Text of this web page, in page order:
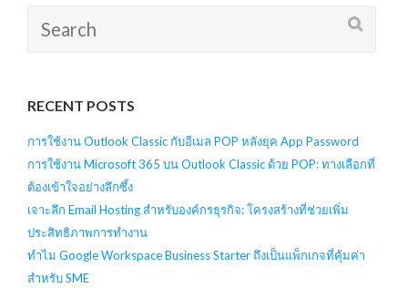
Search
RECENT POSTS
การใช้งาน Outlook Classic กับอีเมล POP หลังยุค App Password
การใช้งาน Microsoft 365 บน Outlook Classic ด้วย POP: ทางเลือกที่
ต้องเข้าใจอย่างลึกซึ้ง
เจาะลึก Email Hosting สำหรับองค์กรธุรกิจ: โครงสร้างที่ช่วยเพิ่ม
ประสิทธิภาพการทำงาน
ทำไม Google Workspace Business Starter ถึงเป็นแพ็กเกจที่คุ้มค่า
สำหรับ SME